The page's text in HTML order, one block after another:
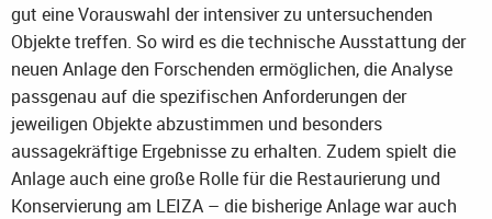
gut eine Vorauswahl der intensiver zu untersuchenden
Objekte treffen. So wird es die technische Ausstattung der
neuen Anlage den Forschenden ermöglichen, die Analyse
passgenau auf die spezifischen Anforderungen der
jeweiligen Objekte abzustimmen und besonders
aussagekräftige Ergebnisse zu erhalten. Zudem spielt die
Anlage auch eine große Rolle für die Restaurierung und
Konservierung am LEIZA – die bisherige Anlage war auch